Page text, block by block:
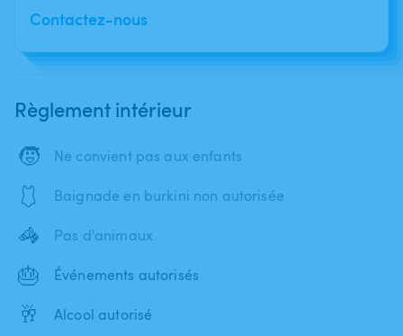
Contactez-nous
Règlement intérieur
🧒 Ne convient pas aux enfants
🩱 Baignade en burkini non autorisée
🦓 Pas d'animaux
🎂 Événements autorisés
🥂 Alcool autorisé